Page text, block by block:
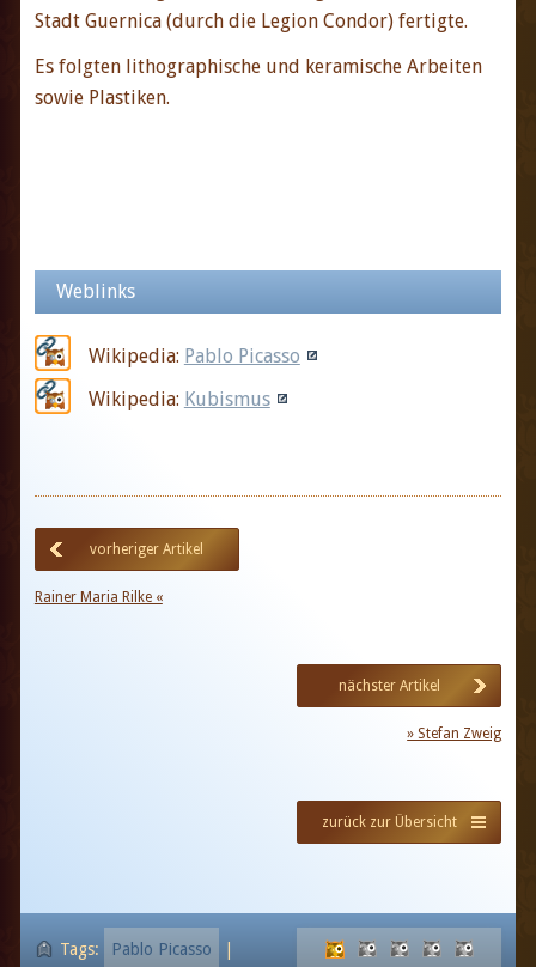
Stadt Guernica (durch die Legion Condor) fertigte.
Es folgten lithographische und keramische Arbeiten
sowie Plastiken.
Weblinks
Wikipedia: Pablo Picasso
Wikipedia: Kubismus
vorheriger Artikel
Rainer Maria Rilke «
nächster Artikel
» Stefan Zweig
zurück zur Übersicht
Tags: Pablo Picasso